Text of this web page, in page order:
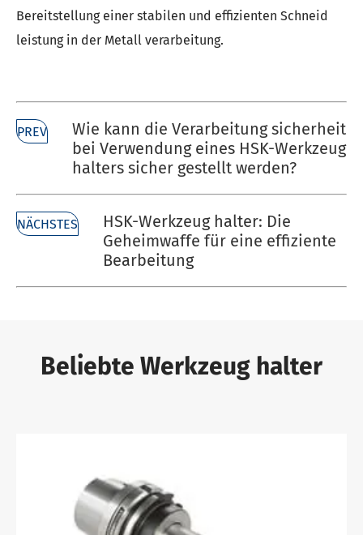
Bereitstellung einer stabilen und effizienten Schneid
leistung in der Metall verarbeitung.
PREV
Wie kann die Verarbeitung sicherheit
bei Verwendung eines HSK-Werkzeug
halters sicher gestellt werden?
NÄCHSTES
HSK-Werkzeug halter: Die
Geheimwaffe für eine effiziente
Bearbeitung
Beliebte Werkzeug halter